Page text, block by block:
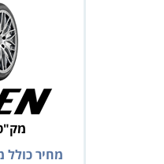
מק"ט:
מחיר כולל